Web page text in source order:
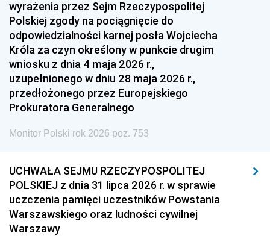
1951 1950 1949
1948 1947
1939 1938 1937
1936 1930
wyrażenia przez Sejm Rzeczypospolitej
Polskiej zgody na pociągnięcie do
odpowiedzialności karnej posła Wojciecha
Króla za czyn określony w punkcie drugim
wniosku z dnia 4 maja 2026 r.,
uzupełnionego w dniu 28 maja 2026 r.,
przedłożonego przez Europejskiego
Prokuratora Generalnego
Monitor Polski rok 2026 poz. 753
UCHWAŁA SEJMU RZECZYPOSPOLITEJ
POLSKIEJ z dnia 31 lipca 2026 r. w sprawie
uczczenia pamięci uczestników Powstania
Warszawskiego oraz ludności cywilnej
Warszawy